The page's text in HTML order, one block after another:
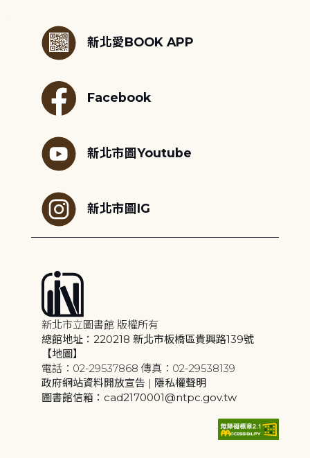
新北愛BOOK APP
Facebook
新北市圖Youtube
新北市圖IG
新北市立圖書館 版權所有
總館地址：220218 新北市板橋區貴興路139號
【地圖】
電話：02-29537868 傳真：02-29538139
政府網站資料開放宣告 | 隱私權聲明
圖書館信箱：cad2170001@ntpc.gov.tw